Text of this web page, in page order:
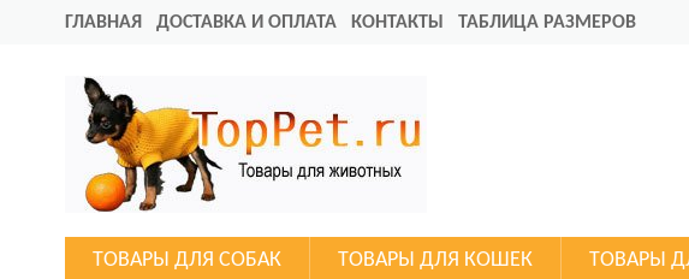
ГЛАВНАЯ ДОСТАВКА И ОПЛАТА КОНТАКТЫ ТАБЛИЦА РАЗМЕРОВ
ТОВАРЫ ДЛЯ СОБАК ТОВАРЫ ДЛЯ КОШЕК ТОВАРЫ